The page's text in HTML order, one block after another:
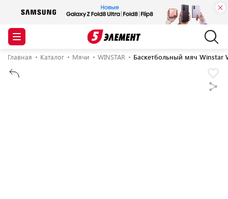
Главная Каталог Мячи WINSTAR Баскетбольный мяч Winstar